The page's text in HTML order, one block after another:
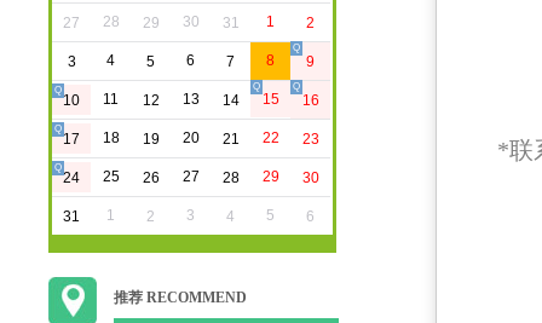
27 28 29 30 31 1 2
3 4 5 6 7 8 9
Q
10
Q
11 12 13 14 15
Q
16
Q
17
Q
18 19 20 21 22 23
24
Q
25 26 27 28 29 30
31 1 2 3 4 5 6
推荐 RECOMMEND
*联